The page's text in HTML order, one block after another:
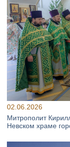
02.06.2026
Митрополит
Невском храме